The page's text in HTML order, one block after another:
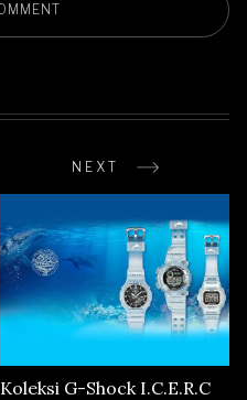
NEXT
Koleksi G-Shock I.C.E.R.C